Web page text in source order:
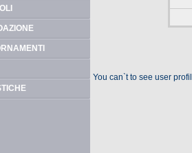
You can`t to see user